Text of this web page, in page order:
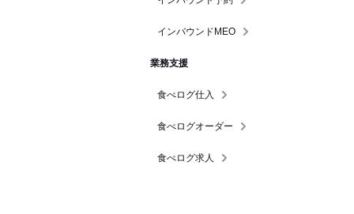
インバウンドMEO
業務支援
食べログ仕入
食べログオーダー
食べログ求人